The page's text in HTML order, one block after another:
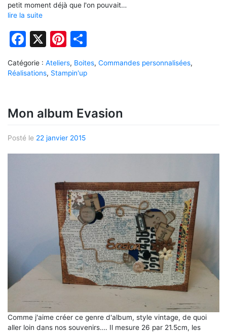
petit moment déjà que l'on pouvait…
lire la suite
Facebook
X Pinterest
Catégorie : Ateliers, Boites, Commandes personnalisées,
Réalisations, Stampin'up
Mon album Evasion
Posté le 22 janvier 2015
Comme j'aime créer ce genre d'album, style vintage, de quoi
aller loin dans nos souvenirs…. Il mesure 26 par 21.5cm, les